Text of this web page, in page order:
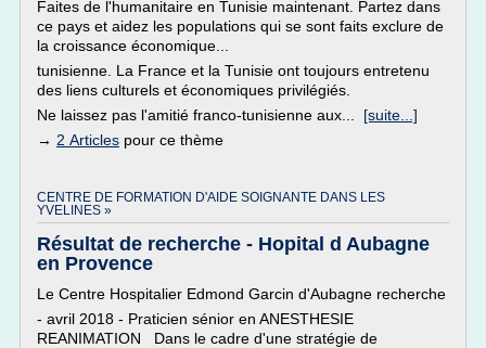
Faites de l'humanitaire en Tunisie maintenant. Partez dans
ce pays et aidez les populations qui se sont faits exclure de
la croissance économique...
tunisienne. La France et la Tunisie ont toujours entretenu
des liens culturels et économiques privilégiés.
Ne laissez pas l'amitié franco-tunisienne aux... [suite...]
→ 2 Articles pour ce thème
CENTRE DE FORMATION D'AIDE SOIGNANTE DANS LES
YVELINES »
Résultat de recherche - Hopital d Aubagne
en Provence
Le Centre Hospitalier Edmond Garcin d'Aubagne recherche
- avril 2018 - Praticien sénior en ANESTHESIE
REANIMATION Dans le cadre d'une stratégie de